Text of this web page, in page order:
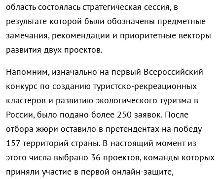
область состоялась стратегическая сессия, в
результате которой были обозначены предметные
замечания, рекомендации и приоритетные векторы
развития двух проектов.
Напомним, изначально на первый Всероссийский
конкурс по созданию туристско-рекреационных
кластеров и развитию экологического туризма в
России, было подано более 250 заявок. После
отбора жюри оставило в претендентах на победу
157 территорий страны. В настоящий момент из
этого числа выбрано 36 проектов, команды которых
приняли участие в первой онлайн-защите,